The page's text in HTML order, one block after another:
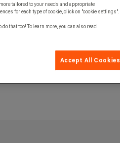
tailored to your needs and appropriate
for each type of cookie, click on "cookie settings".
that too! To learn more, you can also read
Accept All Cookies